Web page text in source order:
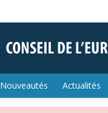
Nouveautés Actualités